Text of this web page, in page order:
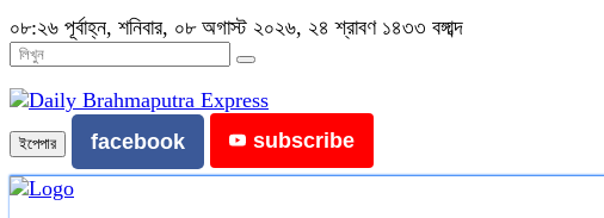
০৮:২৬ পূর্বাহ্ন, শনিবার, ০৮ অগাস্ট ২০২৬, ২৪ শ্রাবণ ১৪৩৩ বঙ্গাব্দ
ইপেপার facebook subscribe